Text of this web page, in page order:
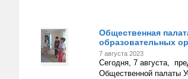
Общественная
образовательных
7 августа 2023
Сегодня, 7 августа,
Общественной палаты